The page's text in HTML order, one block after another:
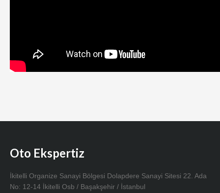
Oto Ekspertiz
İkitelli Organize Sanayi Bölgesi Dolapdere Sanayi Sitesi 22. Ada
No: 12-14 İkitelli Osb / Başakşehir / İstanbul